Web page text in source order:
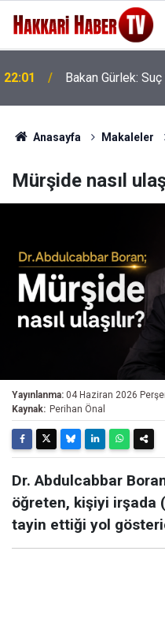
22:01 Bakan Gürlek:
Anasayfa Makaleler
Mürşide nasıl
Yayınlanma: 04 Haziran 2026
Kaynak: Perihan Önal
Dr. Abdulcabbar
öğreten, kişiyi irşada
tayin ettiği yol